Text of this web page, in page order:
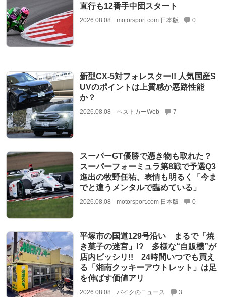
直行も12番手中団スタート
2026.08.08 motorsport.com 日本版 0
新型CX-5対フォレスター!! 人気国産S
UVのポイントは上質感か悪路性能
か？
2026.08.08 ベストカーWeb 7
スーパーGT優勝で憑き物も取れた？
スーパーフォーミュラ第8戦で予選Q3
進出の牧野任祐、表情も明るく「今ま
でと違うメンタルで臨めている」
2026.08.08 motorsport.com 日本版 0
平塚市の国道129号沿い まるで「焼
き菓子の迷宮」!? 多様な“自販機”が
店内ビッシリ!! 24時間いつでも買え
る「湘南クッキーアウトレット」は足
を伸ばす価値アリ
2026.08.08 バイクのニュース 3